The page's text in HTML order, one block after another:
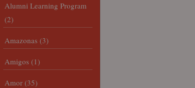
Alumni Learning Program
(2)
Amazonas (3)
Amigos (1)
Amor (35)